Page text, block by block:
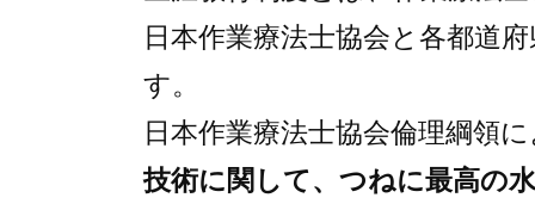
日本作業療法士協会と各都道
す。
日本作業療法士協会倫理綱領
技術に関して、つねに最高の